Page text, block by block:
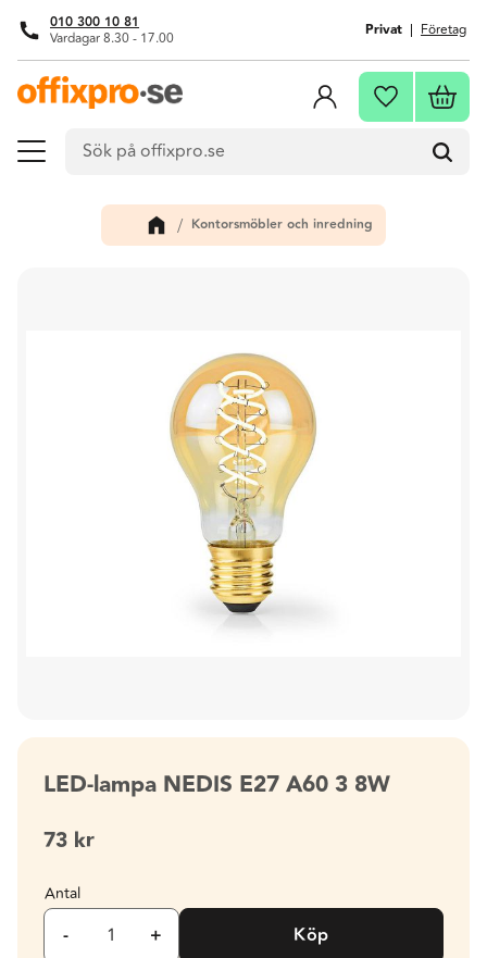
Meny
010 300 10 81
Vardagar 8.30 - 17.00 Privat Företag
Favoriter
Kontorsmöbler och inredning
LED-lampa NEDIS E27 A60 3 8W
73 kr
Antal
+
- Köp